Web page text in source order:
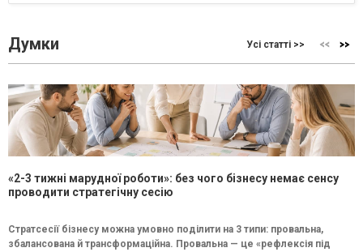
Думки Усі статті >>
«2-3 тижні марудної роботи»: без чого бізнесу немає сенсу
проводити стратегічну сесію
Стратсесії бізнесу можна умовно поділити на 3 типи: провальна,
збалансована й трансформаційна. Провальна — це «рефлексія під